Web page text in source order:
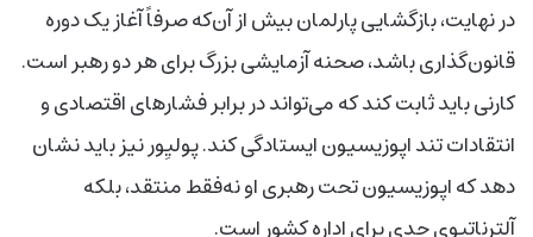
در نهایت، بازگشایی پارلمان بیش از آن‌که صرفاً آغاز یک دوره
قانون‌گذاری باشد، صحنه آزمایشی بزرگ برای هر دو رهبر است.
کارنی باید ثابت کند که می‌تواند در برابر فشارهای اقتصادی و
انتقادات تند اپوزیسیون ایستادگی کند. پولیِور نیز باید نشان
دهد که اپوزیسیون تحت رهبری او نه‌فقط منتقد، بلکه
آلترناتیوی جدی برای اداره کشور است.